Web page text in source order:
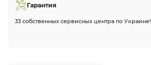
Гарантия
33 собственных сервисных центра по Украине!